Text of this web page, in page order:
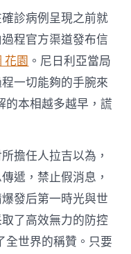
診病例呈現之前就
程官方渠道發布信
花園 。尼日利亞當局
一切能夠的手腕來
的本相越多越早，謊
擔任人拉吉以為，
遞，禁止假消息，
發后第一時光與世
了高效無力的防控
全世界的稱贊。只要